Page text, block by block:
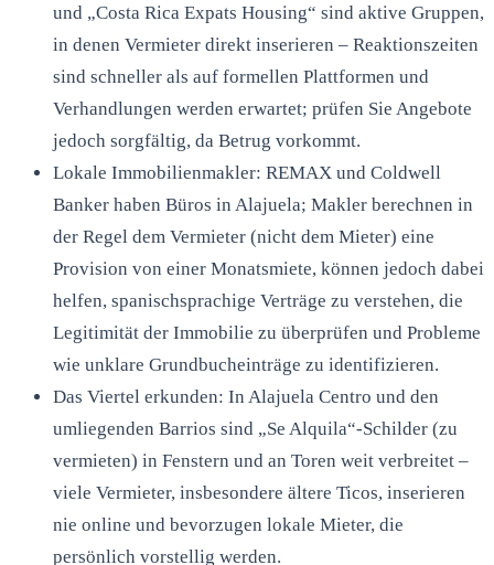
und „Costa Rica Expats Housing“ sind aktive Gruppen,
in denen Vermieter direkt inserieren – Reaktionszeiten
sind schneller als auf formellen Plattformen und
Verhandlungen werden erwartet; prüfen Sie Angebote
jedoch sorgfältig, da Betrug vorkommt.
Lokale Immobilienmakler: REMAX und Coldwell
Banker haben Büros in Alajuela; Makler berechnen in
der Regel dem Vermieter (nicht dem Mieter) eine
Provision von einer Monatsmiete, können jedoch dabei
helfen, spanischsprachige Verträge zu verstehen, die
Legitimität der Immobilie zu überprüfen und Probleme
wie unklare Grundbucheinträge zu identifizieren.
Das Viertel erkunden: In Alajuela Centro und den
umliegenden Barrios sind „Se Alquila“-Schilder (zu
vermieten) in Fenstern und an Toren weit verbreitet –
viele Vermieter, insbesondere ältere Ticos, inserieren
nie online und bevorzugen lokale Mieter, die
persönlich vorstellig werden.